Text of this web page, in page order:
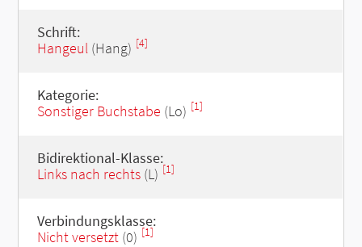
Schrift:
Hangeul(Hang) [4]
Kategorie:
Sonstiger Buchstabe (Lo) [1]
Bidirektional-Klasse:
Links nach rechts(L) [1]
Verbindungsklasse:
Nicht versetzt(0) [1]